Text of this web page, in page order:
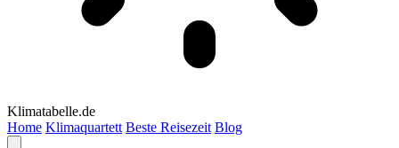
Klimatabelle.de
Home Klimaquartett Beste Reisezeit Blog